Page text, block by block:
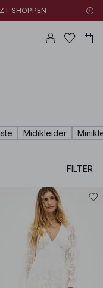
SHOPPEN
Midikleider
FILTER